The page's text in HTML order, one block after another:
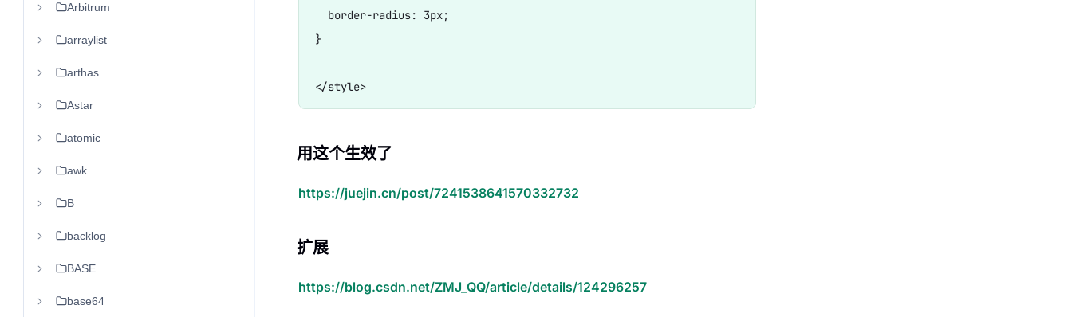
Arbitrum
arraylist
arthas
Astar
atomic
awk
B
backlog
BASE
base64
  border-radius: 3px;
}
</style>
用这个生效了
https://juejin.cn/post/7241538641570332732
扩展
https://blog.csdn.net/ZMJ_QQ/article/details/124296257